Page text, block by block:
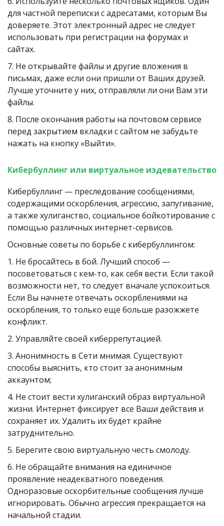
для частной переписки с адресатами, которым Вы
доверяете. Этот электронный адрес не следует
использовать при регистрации на форумах и
сайтах.
7. Не открывайте файлы и другие вложения в
письмах, даже если они пришли от Ваших друзей.
Лучше уточните у них, отправляли ли они Вам эти
файлы.
8. После окончания работы на почтовом сервисе
перед закрытием вкладки с сайтом не забудьте
нажать на кнопку «Выйти».
Кибербуллинг или виртуальное издевательство
Кибербуллинг — преследование сообщениями,
содержащими оскорбления, агрессию, запугивание,
а также хулиганство, социальное бойкотирование с
помощью различных интернет-сервисов.
Основные советы по борьбе с кибербуллингом:
1. Не бросайтесь в бой. Лучший способ —
посоветоваться с кем-то, как себя вести. Если такой
возможности нет, то следует вначале успокоиться.
Если Вы начнете отвечать оскорблениями на
оскорбления, то только еще больше разожжете
конфликт.
2. Управляйте своей киберрепутацией.
3. Анонимность в Сети мнимая. Существуют
способы выяснить, кто стоит за анонимным
аккаунтом;
4. Не стоит вести хулиганский образ виртуальной
жизни. Интернет фиксирует все Ваши действия и
сохраняет их. Удалить их будет крайне
затруднительно.
5. Берегите свою виртуальную честь смолоду.
6. Не обращайте внимания на единичное
проявление неадекватного поведения.
Одноразовые оскорбительные сообщения лучше
игнорировать. Обычно агрессия прекращается на
начальной стадии.